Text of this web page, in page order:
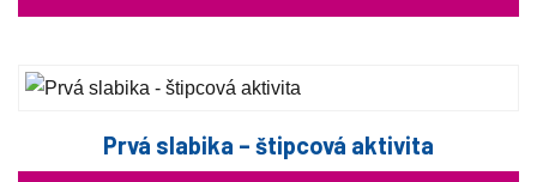
Prvá slabika – štipcová aktivita